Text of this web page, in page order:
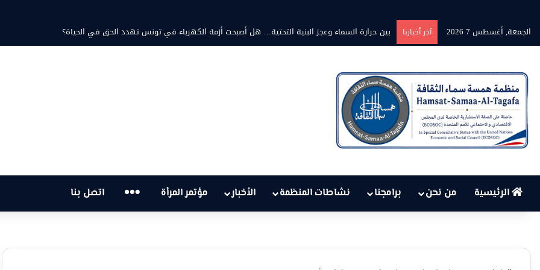
الجمعة, أغسطس 7 2026
آخر أخبارنا برنامج” قلوب شاعرة” بين الشاعر محمد ثابت والشاعرة فاطمة الزامل: عزف على أوتار الحنين وشجن القوافي
الرئيسية من نحن برامجنا نشاطات المنظمة الأخبار مؤتمر المرأة … اتصل بنا